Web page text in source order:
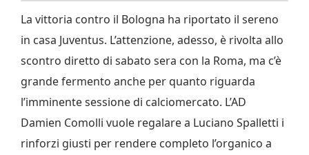
La vittoria contro il Bologna ha riportato il sereno
in casa Juventus. L’attenzione, adesso, è rivolta allo
scontro diretto di sabato sera con la Roma, ma c’è
grande fermento anche per quanto riguarda
l’imminente sessione di calciomercato. L’AD
Damien Comolli vuole regalare a Luciano Spalletti i
rinforzi giusti per rendere completo l’organico a